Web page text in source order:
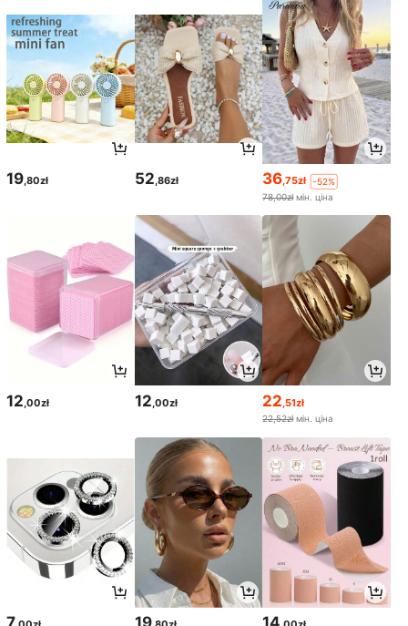
19,80zł 52,86zł 36,75zł
-52%
78,00zł мін. ціна
12 ,00zł 12 ,00zł 22 ,51zł
22,52zł мін. ціна
7 19 14